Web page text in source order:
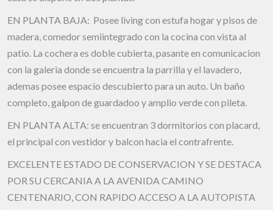
EN PLANTA BAJA: Posee living con estufa hogar y pisos de
madera, comedor semiintegrado con la cocina con vista al
patio. La cochera es doble cubierta, pasante en comunicacion
con la galeria donde se encuentra la parrilla y el lavadero,
ademas posee espacio descubierto para un auto. Un baño
completo, galpon de guardadoo y amplio verde con pileta.
EN PLANTA ALTA: se encuentran 3 dormitorios con placard,
el principal con vestidor y balcon hacia el contrafrente.
EXCELENTE ESTADO DE CONSERVACION Y SE DESTACA
POR SU CERCANIA A LA AVENIDA CAMINO
CENTENARIO, CON RAPIDO ACCESO A LA AUTOPISTA